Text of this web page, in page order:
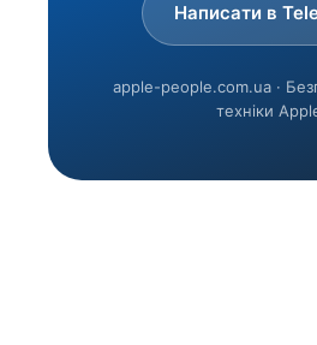
Написати в
apple-people.com.ua ·
техніки